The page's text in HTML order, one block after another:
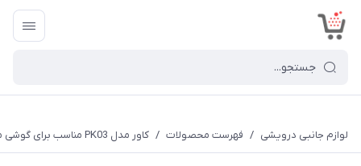
لوازم جانبی درویشی / فهرست محصولات / کاور مدل PK03 مناسب برای گوشی موبایل شیائومی MI 10 / 10 PRO